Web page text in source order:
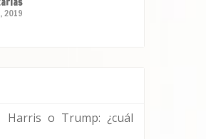
2019
Harris o Trump: ¿cuál